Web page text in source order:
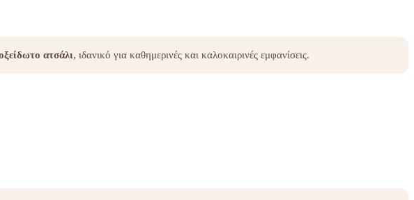
ατσάλι, ιδανικό για καθημερινές και καλοκαιρινές εμφανίσεις.